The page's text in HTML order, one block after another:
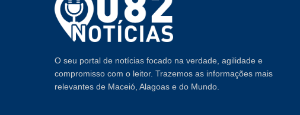
O seu portal de notícias focado na verdade, agilidade e
compromisso com o leitor. Trazemos as informações mais
relevantes de Maceió, Alagoas e do Mundo.